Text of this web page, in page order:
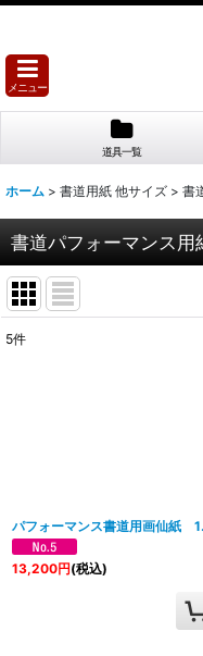
メニュー
道具一覧
ホーム > 書道用紙 他サイズ > 書
書道パフォーマンス用
5件
パフォーマンス書道用画仙紙
13,200円(税込)